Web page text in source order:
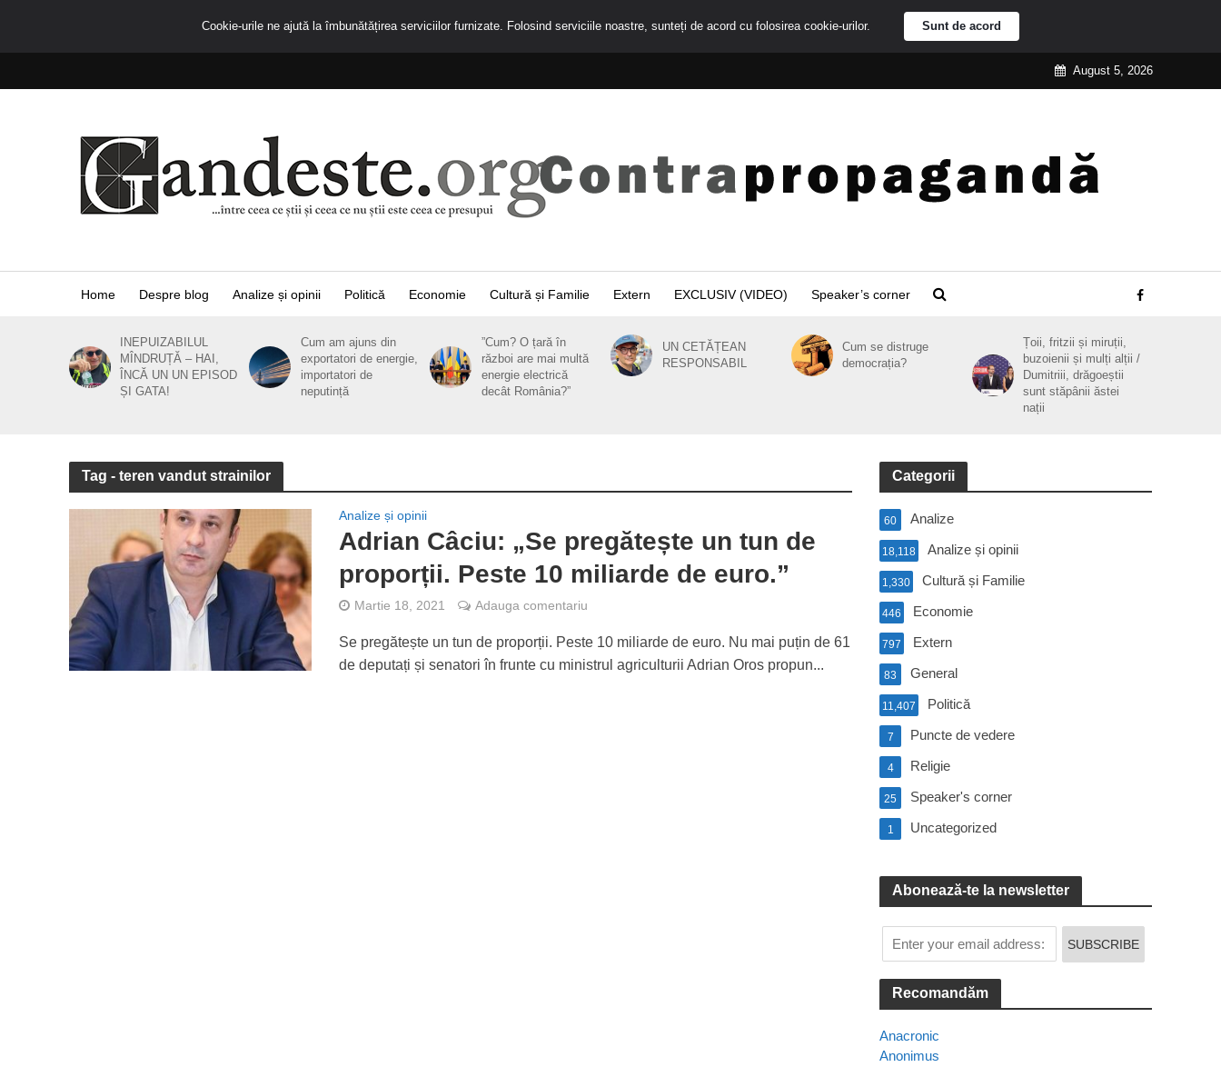
August 5, 2026
Home Despre blog Analize și opinii Politică Economie Cultură și Familie Extern EXCLUSIV (VIDEO) Speaker’s corner
INEPUIZABILUL
MÎNDRUȚĂ – HAI,
ÎNCĂ UN UN EPISOD
ȘI GATA!
Cum am ajuns din
exportatori de energie,
importatori de
neputință
”Cum? O țară în
război are mai multă
energie electrică
decât România?”
UN CETĂȚEAN
RESPONSABIL
Cum se distruge
democrația?
Țoii, fritzii și miruții,
buzoienii și mulți alții /
Dumitriii, drăgoeștii
sunt stăpânii ăstei
nații
Tag - teren vandut strainilor
Analize și opinii
Adrian Câciu: „Se pregătește un tun de
proporții. Peste 10 miliarde de euro.”
Martie 18, 2021 Adauga comentariu
Se pregătește un tun de proporții. Peste 10 miliarde de euro. Nu mai puțin de 61
de deputați și senatori în frunte cu ministrul agriculturii Adrian Oros propun...
Categorii
Analize
60
Analize și opinii
18,118
Cultură și Familie
1,330
Economie
446
Extern
797
General
83
Politică
11,407
Puncte de vedere
7
Religie
4
Speaker's corner
25
Uncategorized
1
Abonează-te la newsletter
Recomandăm
Anacronic
Anonimus
Cookie-urile ne ajută la îmbunătățirea serviciilor furnizate. Folosind serviciile noastre, sunteți de acord cu folosirea cookie-urilor. Sunt de acord